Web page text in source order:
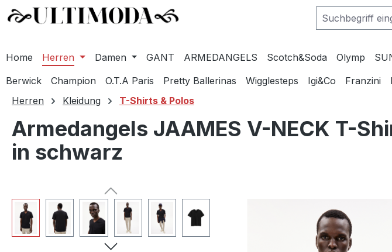
Hauptinhalt springen
Zur Suche springen
Zur Hauptnavigation springen
Home Herren Damen GANT ARMEDANGELS Scotch&Soda Olymp
Berwick
Champion O.T.A Paris Pretty Ballerinas Wigglesteps Igi&Co Franzini
Herren
Kleidung T-Shirts & Polos
Armedangels JAAMES V-NECK T-
in schwarz
Bildergalerie überspringen